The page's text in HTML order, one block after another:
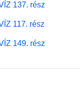
137. rész
117. rész
149. rész